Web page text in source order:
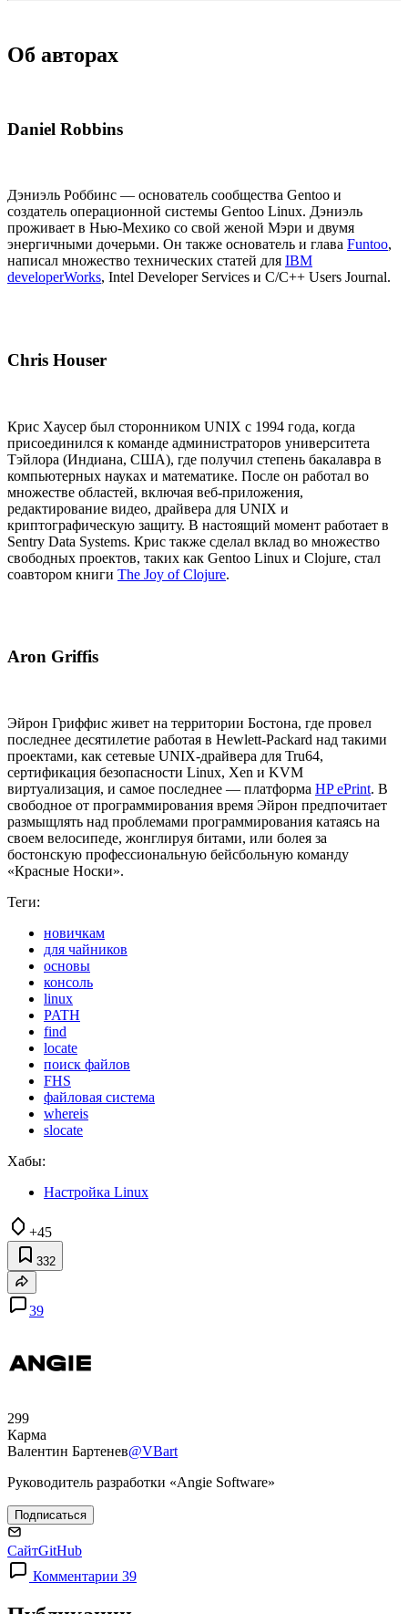
Об авторах
Daniel Robbins
Дэниэль Роббинс — основатель сообщества Gentoo и
создатель операционной системы Gentoo Linux. Дэниэль
проживает в Нью-Мехико со свой женой Мэри и двумя
энергичными дочерьми. Он также основатель и глава Funtoo,
написал множество технических статей для IBM
developerWorks, Intel Developer Services и C/C++ Users Journal.
Chris Houser
Крис Хаусер был сторонником UNIX c 1994 года, когда
присоединился к команде администраторов университета
Тэйлора (Индиана, США), где получил степень бакалавра в
компьютерных науках и математике. После он работал во
множестве областей, включая веб-приложения,
редактирование видео, драйвера для UNIX и
криптографическую защиту. В настоящий момент работает в
Sentry Data Systems. Крис также сделал вклад во множество
свободных проектов, таких как Gentoo Linux и Clojure, стал
соавтором книги The Joy of Clojure.
Aron Griffis
Эйрон Гриффис живет на территории Бостона, где провел
последнее десятилетие работая в Hewlett-Packard над такими
проектами, как сетевые UNIX-драйвера для Tru64,
сертификация безопасности Linux, Xen и KVM
виртуализация, и самое последнее — платформа HP ePrint. В
свободное от программирования время Эйрон предпочитает
размыщлять над проблемами программирования катаясь на
своем велосипеде, жонглируя битами, или болея за
бостонскую профессиональную бейсбольную команду
«Красные Носки».
Теги:
новичкам
для чайников
основы
консоль
linux
PATH
find
locate
поиск файлов
FHS
файловая система
whereis
slocate
Хабы:
Настройка Linux
+45
332
39
299
Карма
Валентин Бартенев@VBart
Руководитель разработки «Angie Software»
Подписаться
СайтGitHub
Комментарии 39